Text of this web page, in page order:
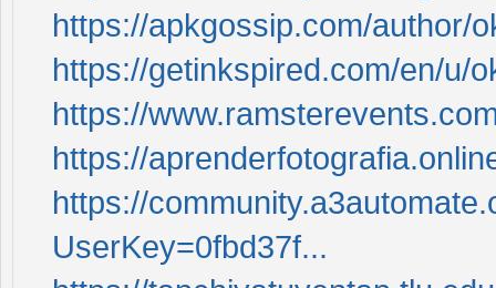
https://apkgossip.com/author/
https://getinkspired.com/en/u/
https://
https://
https://
UserKey=0fbd37f...